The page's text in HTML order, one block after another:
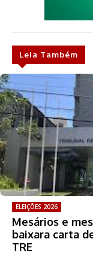
Leia Também
ELEIÇÕES 2026
Mesários e
baixara carta
TRE